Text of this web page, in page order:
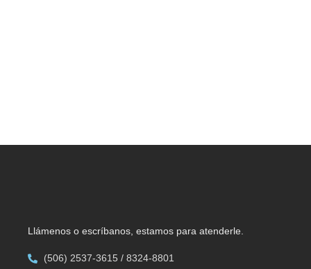
Llámenos o escríbanos, estamos para atenderle.
(506) 2537-3615 / 8324-8801